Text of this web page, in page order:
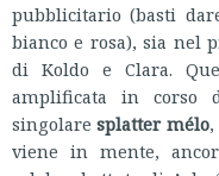
pubblicitario (basti
bianco e rosa), sia nel
di Koldo e Clara.
amplificata in corso
singolaresplatter mélo,
viene in mente,